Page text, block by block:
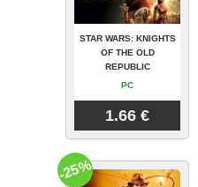
STAR WARS: KNIGHTS
OF THE OLD
REPUBLIC
PC
1.66 €
-25%